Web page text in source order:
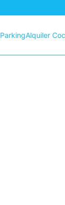
ParkingAlquiler